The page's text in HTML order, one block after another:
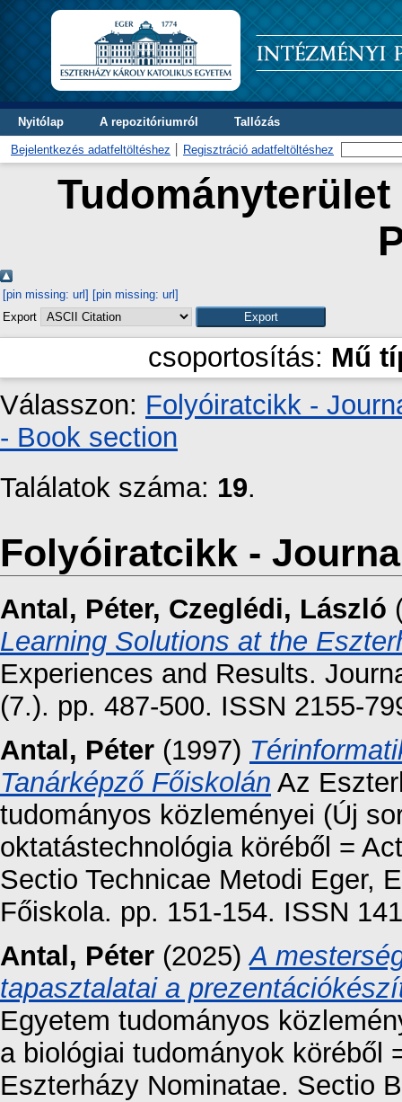
Nyitólap A repozitóriumról Tallózás
Bejelentkezés adatfeltöltéshez Regisztráció adatfeltöltéshez
[pin missing: url] [pin missing: url]
Export
csoportosítás: Mű
Válasszon: Folyóiratcikk -
- Book section
Találatok száma: 19.
Folyóiratcikk -
Antal, Péter, Czeglédi, László
Learning Solutions at the
Experiences and Results.
(7.). pp. 487-500. ISSN 2155-
Antal, Péter (1997)
Tanárképző Főiskolán Az
tudományos közleményei (Új
oktatástechnológia köréből =
Sectio Technicae Metodi Eger,
Főiskola. pp. 151-154. ISSN
Antal, Péter (2025)A
tapasztalatai a
Egyetem tudományos
a biológiai tudományok köréből
Eszterházy Nominatae. Sectio